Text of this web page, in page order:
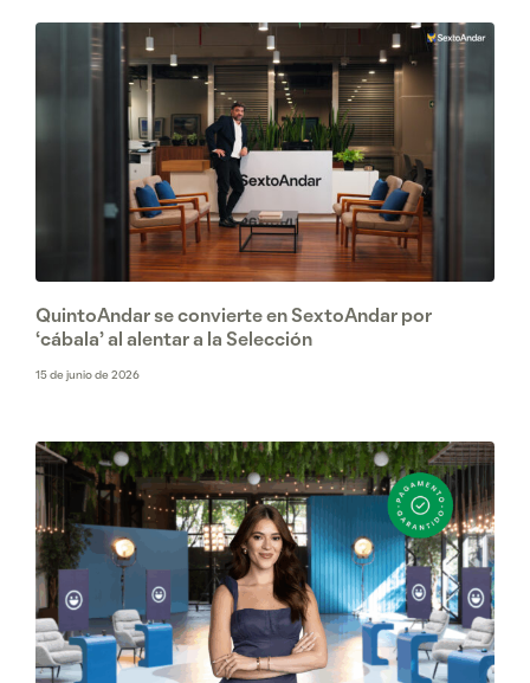
QuintoAndar se convierte en SextoAndar por
‘cábala’ al alentar a la Selección
15 de junio de 2026